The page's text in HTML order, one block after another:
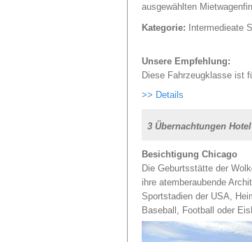
ausgewählten
Kategorie: Intermedieate
Unsere Empfehlung:
Diese Fahrzeugklasse ist
>> Details
3 Übernachtungen
Besichtigung Chicago
Die Geburtsstätte der
ihre atemberaubende
Sportstadien der USA,
Baseball, Football oder